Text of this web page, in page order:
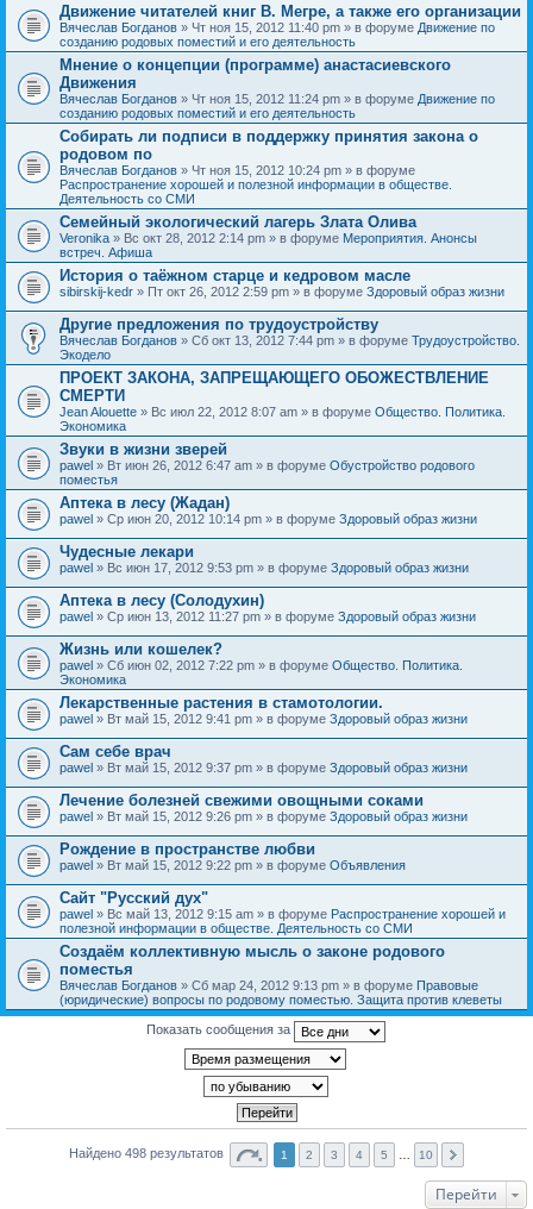
Движение читателей книг В. Мегре, а также его организации
Вячеслав Богданов » Чт ноя 15, 2012 11:40 pm » в форуме Движение по
созданию родовых поместий и его деятельность
Мнение о концепции (программе) анастасиевского
Движения
Вячеслав Богданов » Чт ноя 15, 2012 11:24 pm » в форуме Движение по
созданию родовых поместий и его деятельность
Собирать ли подписи в поддержку принятия закона о
родовом по
Вячеслав Богданов » Чт ноя 15, 2012 10:24 pm » в форуме
Распространение хорошей и полезной информации в обществе.
Деятельность со СМИ
Семейный экологический лагерь Злата Олива
Veronika » Вс окт 28, 2012 2:14 pm » в форуме Мероприятия. Анонсы
встреч. Афиша
История о таёжном старце и кедровом масле
sibirskij-kedr » Пт окт 26, 2012 2:59 pm » в форуме Здоровый образ жизни
Другие предложения по трудоустройству
Вячеслав Богданов » Сб окт 13, 2012 7:44 pm » в форуме Трудоустройство.
Экодело
ПРОЕКТ ЗАКОНА, ЗАПРЕЩАЮЩЕГО ОБОЖЕСТВЛЕНИЕ
СМЕРТИ
Jean Alouette » Вс июл 22, 2012 8:07 am » в форуме Общество. Политика.
Экономика
Звуки в жизни зверей
pawel » Вт июн 26, 2012 6:47 am » в форуме Обустройство родового
поместья
Аптека в лесу (Жадан)
pawel » Ср июн 20, 2012 10:14 pm » в форуме Здоровый образ жизни
Чудесные лекари
pawel » Вс июн 17, 2012 9:53 pm » в форуме Здоровый образ жизни
Аптека в лесу (Солодухин)
pawel » Ср июн 13, 2012 11:27 pm » в форуме Здоровый образ жизни
Жизнь или кошелек?
pawel » Сб июн 02, 2012 7:22 pm » в форуме Общество. Политика.
Экономика
Лекарственные растения в стамотологии.
pawel » Вт май 15, 2012 9:41 pm » в форуме Здоровый образ жизни
Сам себе врач
pawel » Вт май 15, 2012 9:37 pm » в форуме Здоровый образ жизни
Лечение болезней свежими овощными соками
pawel » Вт май 15, 2012 9:26 pm » в форуме Здоровый образ жизни
Рождение в пространстве любви
pawel » Вт май 15, 2012 9:22 pm » в форуме Объявления
Сайт "Русский дух"
pawel » Вс май 13, 2012 9:15 am » в форуме Распространение хорошей и
полезной информации в обществе. Деятельность со СМИ
Создаём коллективную мысль о законе родового
поместья
Вячеслав Богданов » Сб мар 24, 2012 9:13 pm » в форуме Правовые
(юридические) вопросы по родовому поместью. Защита против клеветы
Показать сообщения за
Найдено 498 результатов 1 2 3 4 5 10
Перейти